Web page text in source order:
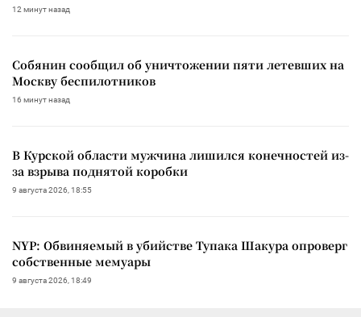
12 минут назад
Собянин сообщил об уничтожении пяти летевших на
Москву беспилотников
16 минут назад
В Курской области мужчина лишился конечностей из-
за взрыва поднятой коробки
9 августа 2026, 18:55
NYP: Обвиняемый в убийстве Тупака Шакура опроверг
собственные мемуары
9 августа 2026, 18:49